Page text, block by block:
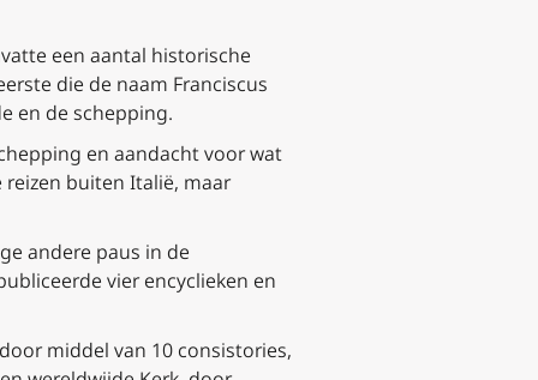
een aantal historische
die de naam Franciscus
en de schepping.
en aandacht voor wat
reizen buiten Italië, maar
andere paus in de
vier encyclieken en
middel van 10 consistories,